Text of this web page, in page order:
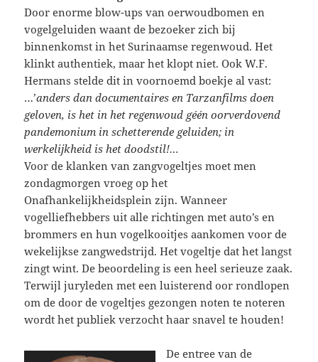
Door enorme blow-ups van oerwoudbomen en
vogelgeluiden waant de bezoeker zich bij
binnenkomst in het Surinaamse regenwoud. Het
klinkt authentiek, maar het klopt niet. Ook W.F.
Hermans stelde dit in voornoemd boekje al vast:
…’anders dan documentaires en Tarzanfilms doen
geloven, is het in het regenwoud géén oorverdovend
pandemonium in schetterende geluiden; in
werkelijkheid is het doodstil!…
Voor de klanken van zangvogeltjes moet men
zondagmorgen vroeg op het
Onafhankelijkheidsplein zijn. Wanneer
vogelliefhebbers uit alle richtingen met auto’s en
brommers en hun vogelkooitjes aankomen voor de
wekelijkse zangwedstrijd. Het vogeltje dat het langst
zingt wint. De beoordeling is een heel serieuze zaak.
Terwijl juryleden met een luisterend oor rondlopen
om de door de vogeltjes gezongen noten te noteren
wordt het publiek verzocht haar snavel te houden!
De entree van de